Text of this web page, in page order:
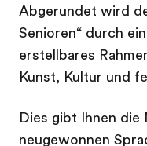
Abgerundet wird
Senioren“ durch
erstellbares
Kunst, Kultur und
Dies gibt Ihnen die
neugewonnen